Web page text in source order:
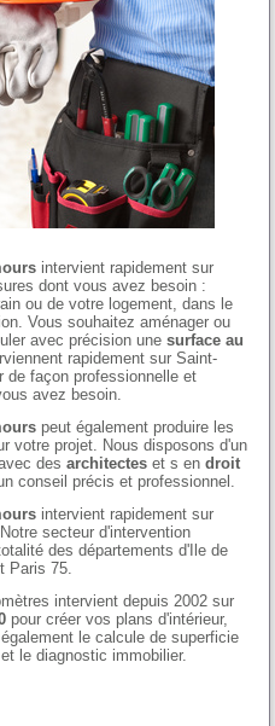
intervient rapidement sur
dont vous avez besoin :
ou de votre logement, dans le
Vous souhaitez aménager ou
avec précision unesurface au
rapidement sur Saint-
de façon professionnelle et
avez besoin.
peut également produire les
votre projet. Nous disposons d'un
desarchitectes et s endroit
conseil précis et professionnel.
intervient rapidement sur
secteur d'intervention
des départements d'Ile de
Paris 75.
intervient depuis 2002 sur
pour créer vos plans d'intérieur,
le calcule de superficie
le diagnostic immobilier.